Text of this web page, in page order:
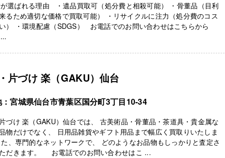
選ばれる理由 ・遺品買取可（処分費と相殺可能） ・骨董品（目利
るため適切な価格で買取可能） ・リサイクルに注力（処分費のコス
） ・環境配慮（SDGS） お電話でのお問い合わせはこちらから
片づけ 楽（GAKU）仙台
：宮城県仙台市青葉区国分町3丁目10-34
づけ 楽（GAKU）仙台では、 古美術品・骨董品・茶道具・貴金属な
物だけでなく、 日用品雑貨やギフト用品まで幅広く買取りいたしま
、専門的なネットワークで、 どのようなお品物もしっかりと査定さ
だきます。 お電話でのお問い合わせはこ ...